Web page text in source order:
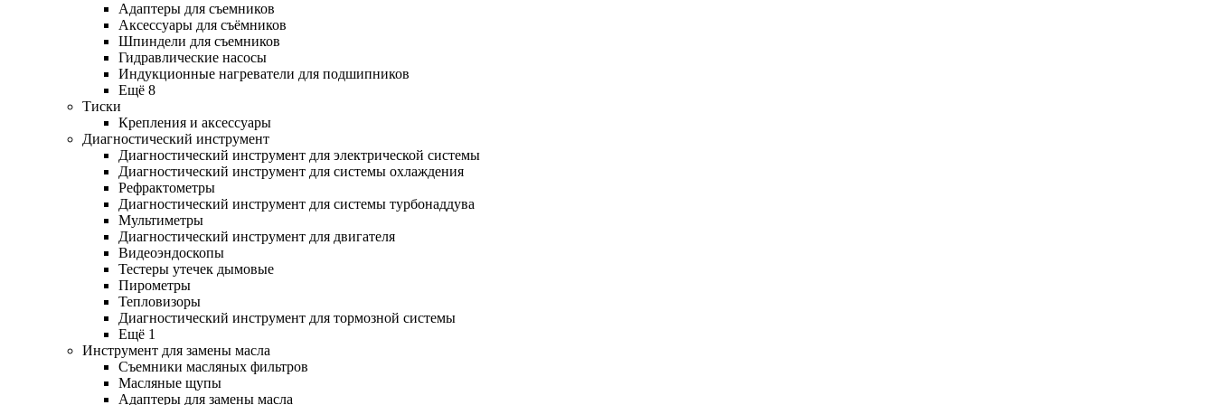
Адаптеры для съемников
Аксессуары для съёмников
Шпиндели для съемников
Гидравлические насосы
Индукционные нагреватели для подшипников
Ещё 8
Тиски
Крепления и аксессуары
Диагностический инструмент
Диагностический инструмент для электрической системы
Диагностический инструмент для системы охлаждения
Рефрактометры
Диагностический инструмент для системы турбонаддува
Мультиметры
Диагностический инструмент для двигателя
Видеоэндоскопы
Тестеры утечек дымовые
Пирометры
Тепловизоры
Диагностический инструмент для тормозной системы
Ещё 1
Инструмент для замены масла
Съемники масляных фильтров
Масляные щупы
Адаптеры для замены масла